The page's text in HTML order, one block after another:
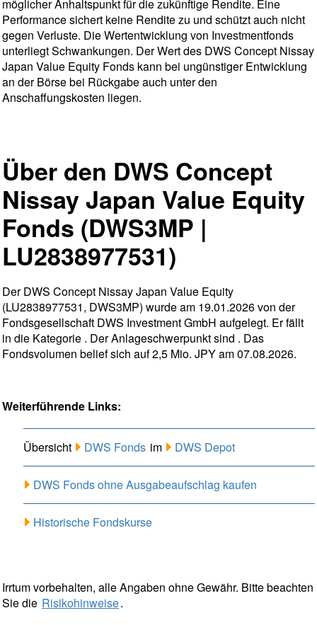
möglicher Anhaltspunkt für die zukünftige Rendite. Eine
Performance sichert keine Rendite zu und schützt auch nicht
gegen Verluste. Die Wertentwicklung von Investmentfonds
unterliegt Schwankungen. Der Wert des DWS Concept Nissay
Japan Value Equity Fonds kann bei ungünstiger Entwicklung
an der Börse bei Rückgabe auch unter den
Anschaffungskosten liegen.
Über den DWS Concept
Nissay Japan Value Equity
Fonds (DWS3MP |
LU2838977531)
Der DWS Concept Nissay Japan Value Equity
(LU2838977531, DWS3MP) wurde am 19.01.2026 von der
Fondsgesellschaft DWS Investment GmbH aufgelegt. Er fällt
in die Kategorie . Der Anlageschwerpunkt sind . Das
Fondsvolumen belief sich auf 2,5 Mio. JPY am 07.08.2026.
Weiterführende Links:
Übersicht DWS Fonds im DWS Depot
DWS Fonds ohne Ausgabeaufschlag kaufen
Historische Fondskurse
Irrtum vorbehalten, alle Angaben ohne Gewähr. Bitte beachten
Sie die Risikohinweise.